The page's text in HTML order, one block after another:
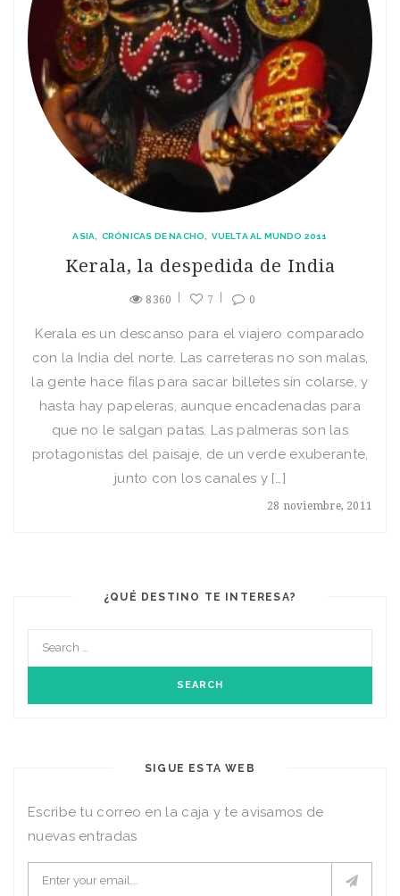
ASIA CRÓNICAS DE NACHO VUELTA AL MUNDO 2011
Kerala, la despedida de India
8360 7 0
28 noviembre, 2011
Kerala es un descanso para el viajero comparado
con la India del norte. Las carreteras no son malas,
la gente hace filas para sacar billetes sin colarse, y
hasta hay papeleras, aunque encadenadas para
que no le salgan patas. Las palmeras son las
protagonistas del paisaje, de un verde exuberante,
junto con los canales y […]
¿QUÉ DESTINO TE INTERESA?
SIGUE ESTA WEB
Escribe tu correo en la caja y te avisamos de
nuevas entradas